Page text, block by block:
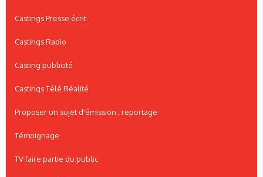
Castings Presse écrit
Castings Radio
Casting publicité
Castings Télé Réalité
Proposer un sujet d'émission , reportage
Témoignage
TV faire partie du public